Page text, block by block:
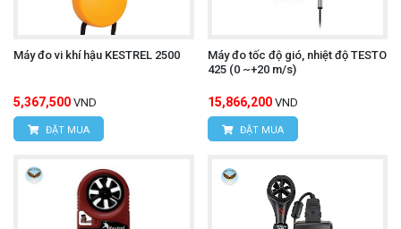
Máy đo vi khí hậu KESTREL 2500
5,367,500 VND
ĐẶT MUA
Máy đo tốc độ gió, nhiệt độ TESTO
425 (0 ~+20 m/s)
15,866,200 VND
ĐẶT MUA